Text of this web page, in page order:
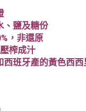
、鹽及糖份
，非還原
榨成汁
西班牙產的黃色西西